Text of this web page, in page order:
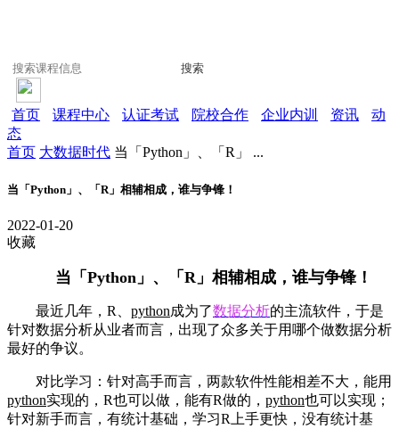
搜索
首页 课程中心 认证考试 院校合作 企业内训 资讯
动
态
首页 大数据时代 当「Python」、「R」 ...
当「Python」、「R」相辅相成，谁与争锋！
2022-01-20
收藏
当「Python」、「R」相辅相成，谁与争锋！
最近几年，R、 python成为了数据分析的主流软件，于是
针对数据分析从业者而言，出现了众多关于用哪个做数据分析
最好的争议。
对比学习：针对高手而言，两款软件性能相差不大，能用
python实现的，R也可以做，能有R做的， python也可以实现；
针对新手而言，有统计基础，学习R上手更快，没有统计基